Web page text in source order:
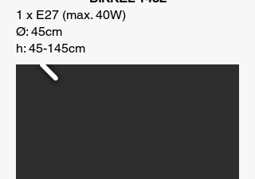
1 x E27 (max. 40W)
Ø: 45cm
h: 45-145cm